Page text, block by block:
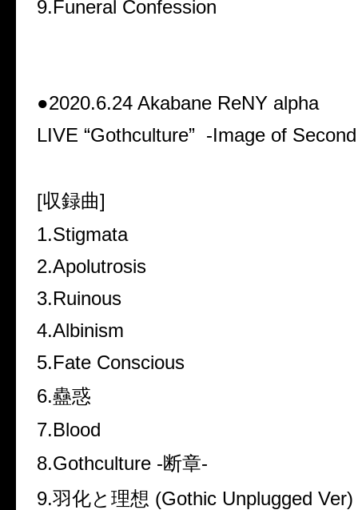
9.Funeral Confession
●2020.6.24 Akabane ReNY alpha
LIVE “Gothculture” -Image of
[収録曲]
1.Stigmata
2.Apolutrosis
3.Ruinous
4.Albinism
5.Fate Conscious
6.蠱惑
7.Blood
8.Gothculture -断章-
9.羽化と理想 (Gothic Unplugged Ver)